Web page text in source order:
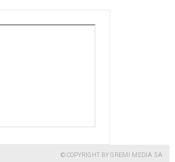
© COPYRIGHT BY GREMI MEDIA SA